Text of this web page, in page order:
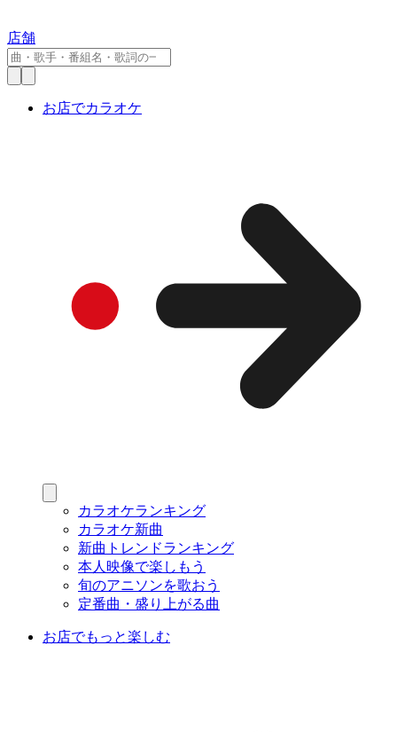
店舗
お店でカラオケ
カラオケランキング
カラオケ新曲
新曲トレンドランキング
本人映像で楽しもう
旬のアニソンを歌おう
定番曲・盛り上がる曲
お店でもっと楽しむ